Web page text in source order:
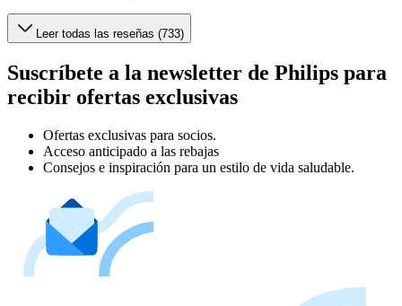
Leer todas las reseñas (733)
Suscríbete a la newsletter de Philips para
recibir ofertas exclusivas
Ofertas exclusivas para socios.
Acceso anticipado a las rebajas
Consejos e inspiración para un estilo de vida saludable.